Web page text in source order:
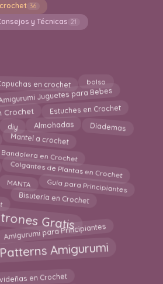
36
y Técnicas 21
en crochet bolso
Juguetes para Bebes
Crochet Estuches en Crochet
diy Almohadas Diademas
Mantel a crochet
Bandolera en Crochet
Colgantes de Plantas en Crochet
MANTA Guía para Principiantes
Bisutería en Crochet
Gratis
Amigurumi para Principiantes
Amigurumi
en Crochet